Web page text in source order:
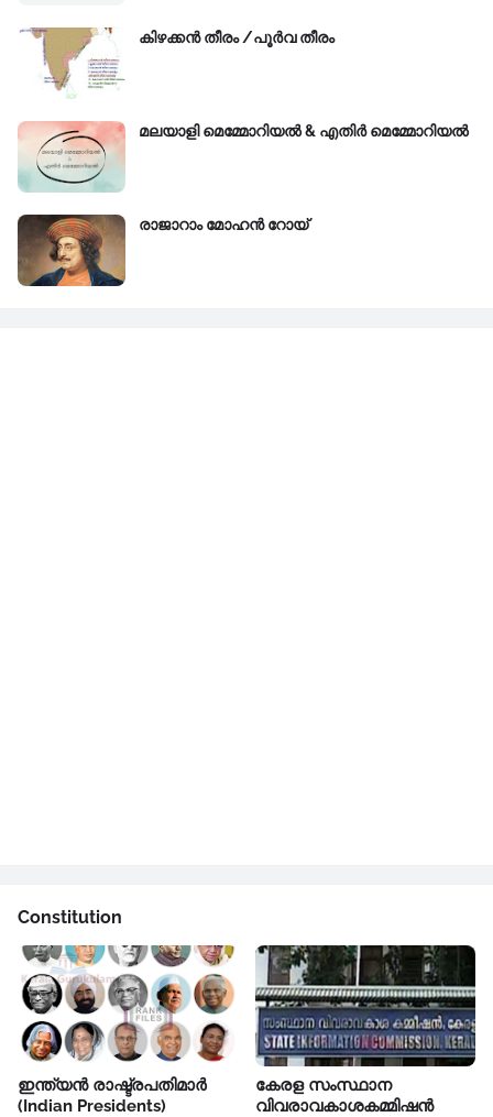
കിഴക്കന്‍ തീരം /പൂർവ തീരം
മലയാളി മെമ്മോറിയൽ & എതിർ മെമ്മോറിയൽ
രാജാറാം മോഹൻ റോയ്‌
Constitution
ഇന്ത്യൻ രാഷ്ട്രപതിമാർ
(Indian Presidents)
കേരള സംസ്ഥാന
വിവരാവകാശകമ്മിഷൻ